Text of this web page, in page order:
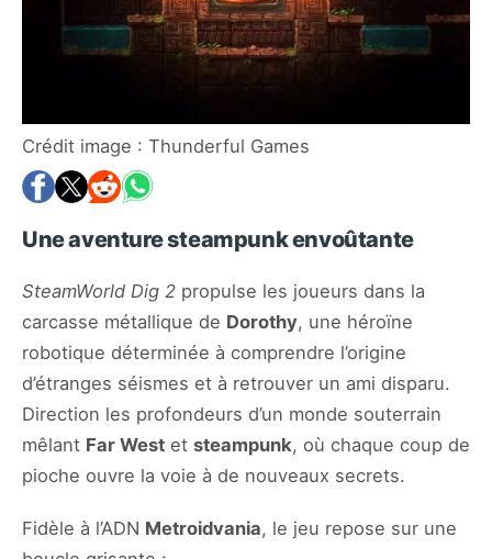
Crédit image : Thunderful Games
Une aventure steampunk envoûtante
SteamWorld Dig 2 propulse les joueurs dans la
carcasse métallique de Dorothy, une héroïne
robotique déterminée à comprendre l’origine
d’étranges séismes et à retrouver un ami disparu.
Direction les profondeurs d’un monde souterrain
mêlant Far West et steampunk, où chaque coup de
pioche ouvre la voie à de nouveaux secrets.
Fidèle à l’ADN Metroidvania, le jeu repose sur une